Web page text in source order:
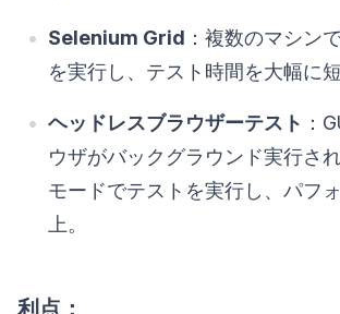
Selenium Grid ：複数のマシン
を実行し、テスト時間を大幅に短
ヘッドレスブラウザーテスト ：
ウザがバックグラウンド実行さ
モードでテストを実行し、パフ
上。